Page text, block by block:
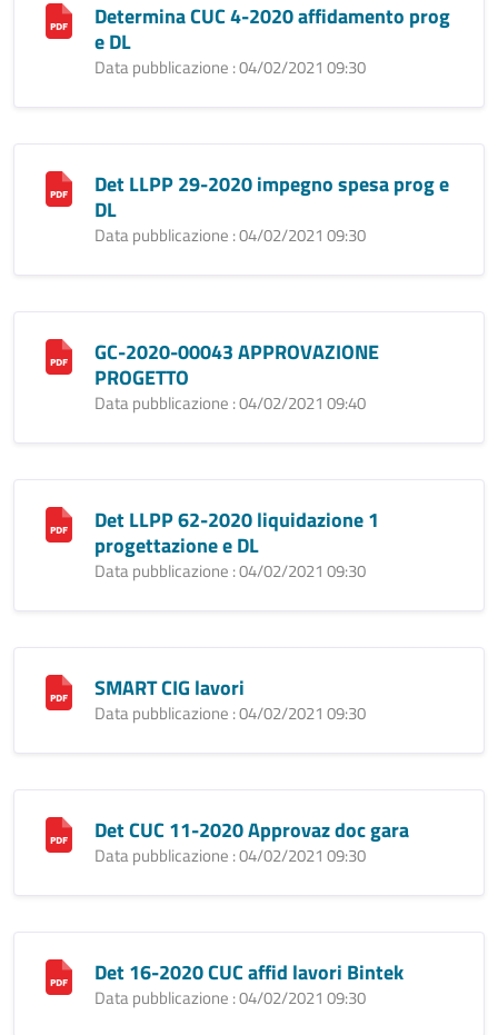
Determina CUC 4-2020 affidamento prog
e DL
Data pubblicazione : 04/02/2021 09:30
Det LLPP 29-2020 impegno spesa prog e
DL
Data pubblicazione : 04/02/2021 09:30
GC-2020-00043 APPROVAZIONE
PROGETTO
Data pubblicazione : 04/02/2021 09:40
Det LLPP 62-2020 liquidazione 1
progettazione e DL
Data pubblicazione : 04/02/2021 09:30
SMART CIG lavori
Data pubblicazione : 04/02/2021 09:30
Det CUC 11-2020 Approvaz doc gara
Data pubblicazione : 04/02/2021 09:30
Det 16-2020 CUC affid lavori Bintek
Data pubblicazione : 04/02/2021 09:30